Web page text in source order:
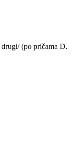
(po pričama D.